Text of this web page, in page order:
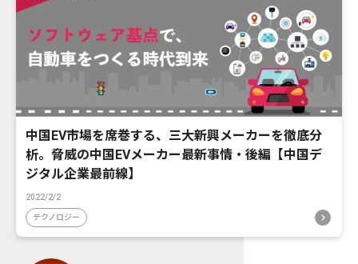
中国EV市場を席巻する、三大新興メーカーを徹底分
析。脅威の中国EVメーカー最新事情・後編【中国デ
ジタル企業最前線】
2022/2/2
テクノロジー